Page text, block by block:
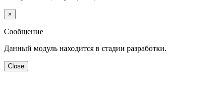
×
Сообщение
Данный модуль находится в стадии разработки.
Close